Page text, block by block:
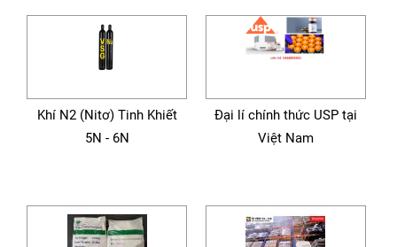
Khí N2 (Nitơ) Tinh Khiết
5N - 6N
Đại lí chính thức USP tại
Việt Nam